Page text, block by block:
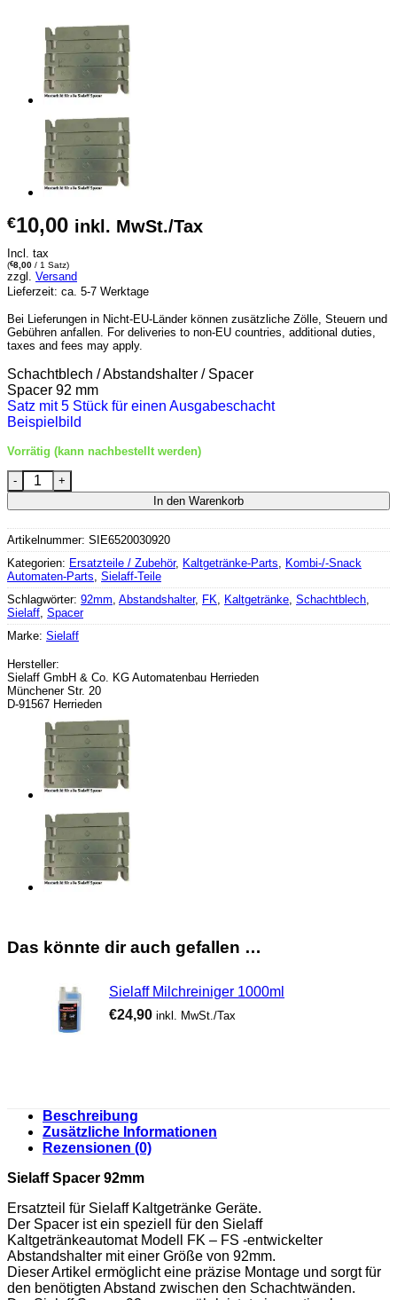
€10,00 inkl. MwSt./Tax
Incl. tax
(€8,00 / 1 Satz)
zzgl. Versand
Lieferzeit: ca. 5-7 Werktage
Bei Lieferungen in Nicht-EU-Länder können zusätzliche Zölle, Steuern und
Gebühren anfallen. For deliveries to non-EU countries, additional duties,
taxes and fees may apply.
Schachtblech / Abstandshalter / Spacer
Spacer 92 mm
Satz mit 5 Stück für einen Ausgabeschacht
Beispielbild
Vorrätig (kann nachbestellt werden)
Sielaff Spacer 92mm Menge
In den Warenkorb
Artikelnummer: SIE6520030920
Kategorien: Ersatzteile / Zubehör, Kaltgetränke-Parts
Kombi-/-Snack
Automaten-Parts Sielaff-Teile
Schlagwörter: 92mm Abstandshalter, FK Kaltgetränke Schachtblech
Sielaff Spacer
Marke: Sielaff
Hersteller:
Sielaff GmbH & Co. KG Automatenbau Herrieden
Münchener Str. 20
D-91567 Herrieden
Das könnte dir auch gefallen …
Sielaff Milchreiniger 1000ml
€24,90 inkl. MwSt./Tax
Beschreibung
Zusätzliche Informationen
Rezensionen (0)
Sielaff Spacer 92mm
Ersatzteil für Sielaff Kaltgetränke Geräte.
Der Spacer ist ein speziell für den Sielaff
Kaltgetränkeautomat Modell FK – FS -entwickelter
Abstandshalter mit einer Größe von 92mm.
Dieser Artikel ermöglicht eine präzise Montage und sorgt für
den benötigten Abstand zwischen den Schachtwänden.